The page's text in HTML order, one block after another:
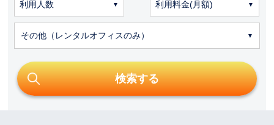
その他（レンタルオフィスのみ）